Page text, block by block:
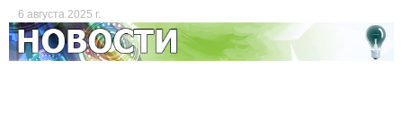
6 августа 2025 г.